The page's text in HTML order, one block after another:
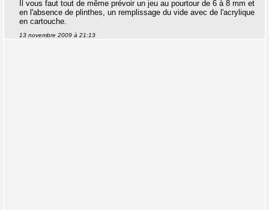
Il vous faut tout de même prévoir un jeu au pourtour de 6 à 8 mm et
en l'absence de plinthes, un remplissage du vide avec de l'acrylique
en cartouche.
13 novembre 2009 à 21:13